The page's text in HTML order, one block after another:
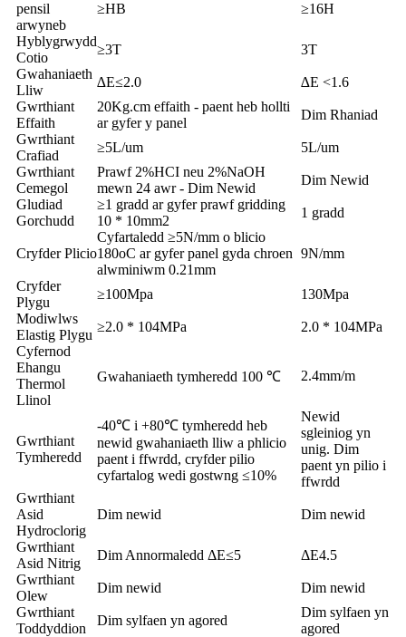
pensil
arwyneb
≥HB ≥16H
Hyblygrwydd
Cotio
≥3T
3T
Gwahaniaeth
Lliw
∆E≤2.0
∆E <1.6
Gwrthiant
Effaith
20Kg.cm effaith - paent heb hollti
ar gyfer y panel
Dim Rhaniad
Gwrthiant
Crafiad
≥5L/um
5L/um
Gwrthiant
Cemegol
Prawf 2%HCI neu 2%NaOH
mewn 24 awr - Dim Newid
Dim Newid
Gludiad
Gorchudd
≥1 gradd ar gyfer prawf gridding
10 * 10mm2
1 gradd
Cryfder Plicio
Cyfartaledd ≥5N/mm o blicio
180oC ar gyfer panel gyda chroen
alwminiwm 0.21mm
9N/mm
Cryfder
Plygu
≥100Mpa
130Mpa
Modiwlws
Elastig Plygu
≥2.0 * 104MPa
2.0 * 104MPa
Cyfernod
Ehangu
Thermol
Llinol
Gwahaniaeth tymheredd 100 ℃ 2.4mm/m
Gwrthiant
Tymheredd
-40℃ i +80℃ tymheredd heb
newid gwahaniaeth lliw a phlicio
paent i ffwrdd, cryfder pilio
cyfartalog wedi gostwng ≤10%
Newid
sgleiniog yn
unig. Dim
paent yn pilio i
ffwrdd
Gwrthiant
Asid
Hydroclorig
Dim newid Dim newid
Gwrthiant
Asid Nitrig
Dim Annormaledd ΔE≤5
ΔE4.5
Gwrthiant
Olew
Dim newid
Dim newid
Gwrthiant
Toddyddion
Dim sylfaen yn agored
Dim sylfaen yn
agored